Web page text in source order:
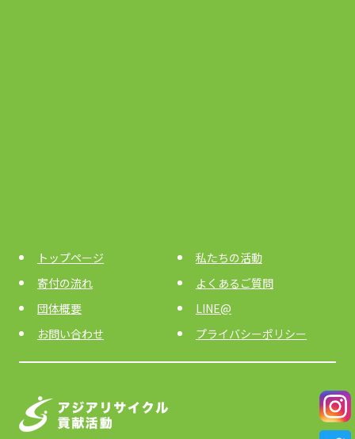
トップページ
私たちの活動
寄付の流れ
よくあるご質問
団体概要
LINE@
お問い合わせ
プライバシーポリシー